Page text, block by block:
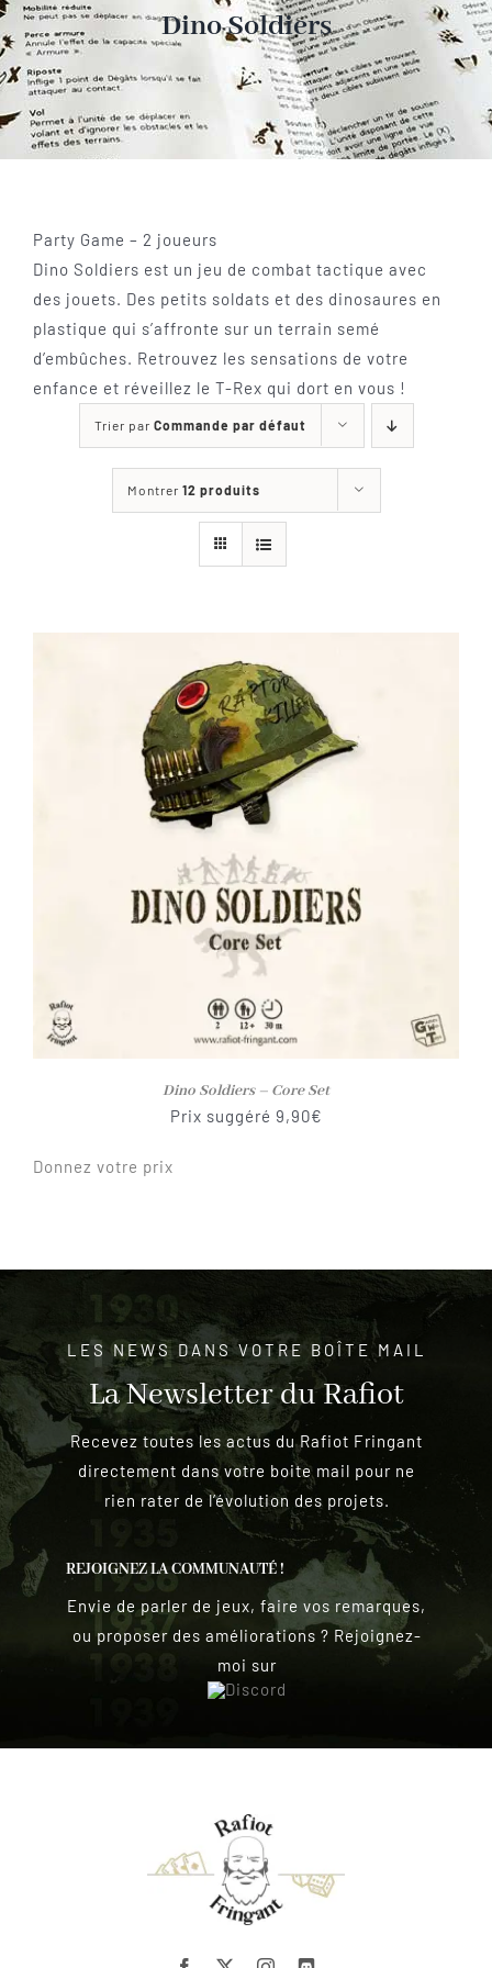
Blog
Téléchargements
Dino Soldiers
Party Game – 2 joueurs
Dino Soldiers est un jeu de combat tactique avec
des jouets. Des petits soldats et des dinosaures en
plastique qui s’affronte sur un terrain semé
d’embûches. Retrouvez les sensations de votre
enfance et réveillez le T-Rex qui dort en vous !
Trier par Commande par défaut
Montrer 12 produits
Dino Soldiers – Core Set
Prix suggéré 9,90€
Donnez votre prix
LES NEWS DANS VOTRE BOÎTE MAIL
La Newsletter du Rafiot
Recevez toutes les actus du Rafiot Fringant
directement dans votre boite mail pour ne
rien rater de l’évolution des projets.
REJOIGNEZ LA COMMUNAUTÉ !
Envie de parler de jeux, faire vos remarques,
ou proposer des améliorations ? Rejoignez-
moi sur